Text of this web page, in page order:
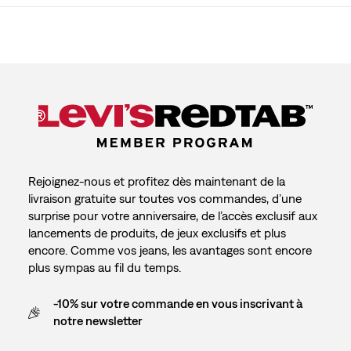
Rejoignez-nous et profitez dès maintenant de la
livraison gratuite sur toutes vos commandes, d’une
surprise pour votre anniversaire, de l’accès exclusif aux
lancements de produits, de jeux exclusifs et plus
encore. Comme vos jeans, les avantages sont encore
plus sympas au fil du temps.
-10% sur votre commande en vous inscrivant à
notre newsletter